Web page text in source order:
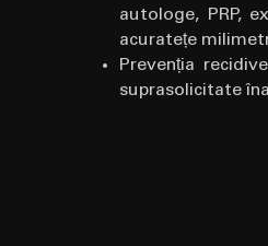
autologe, PRP,
acuratețe
Prevenția
suprasolicitate